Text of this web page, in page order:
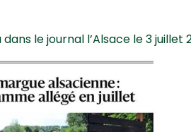
le journal l’Alsace le 3 juillet